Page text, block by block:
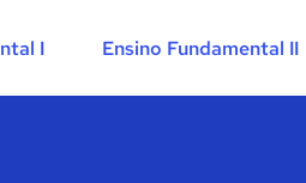
I Ensino Fundamental II